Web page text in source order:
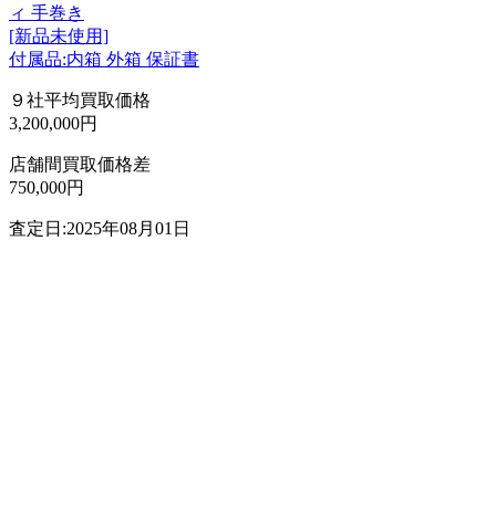
ィ 手巻き
[新品未使用]
付属品:内箱 外箱 保証書
９社平均買取価格
3,200,000円
店舗間買取価格差
750,000円
査定日:2025年08月01日